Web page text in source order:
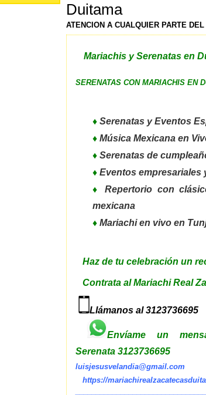
Duitama
ATENCION A CUALQUIER PARTE
Mariachis y Serenatas en
SERENATAS CON MARIACHIS EN
♦ Serenatas y Eventos
♦ Música Mexicana en
♦ Serenatas de
♦ Eventos empresariales
♦
Repertorio con
mexicana
♦ Mariachi en vivo en
Haz de tu celebración un
Contrata al Mariachi Real
Llámanos al 3123736695
Envíame un
Serenata 3123736695
luisjesusvelandia@gmail.com
https://